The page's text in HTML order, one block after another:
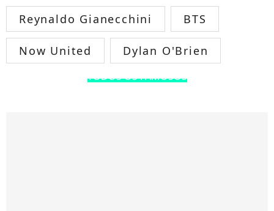
Reynaldo Gianecchini BTS
Now United Dylan O'Brien
TODOS OS FAMOSOS